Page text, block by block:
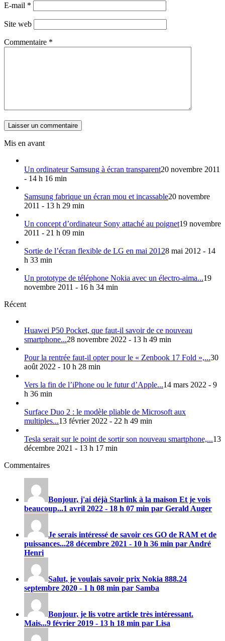
E-mail *
Site web
Commentaire *
Mis en avant
Un ordinateur Samsung à écran transparent20 novembre 2011
- 14 h 16 min
Samsung fabrique un écran mou et incassable20 novembre
2011 - 13 h 29 min
Un concept d’ordinateur Sony attaché au poignet19 novembre
2011 - 21 h 09 min
Sortie de l’écran flexible de LG en mai 20128 mai 2012 - 14
h 33 min
Un prototype de téléphone Nokia avec un électro-aima...19
novembre 2011 - 16 h 34 min
Récent
Huawei P50 Pocket, que faut-il savoir de ce nouveau
smartphone...28 novembre 2022 - 13 h 49 min
Pour la rentrée faut-il opter pour le « Zenbook 17 Fold »,...30
août 2022 - 10 h 28 min
Vers la fin de l’iPhone ou le futur d’Apple...14 mars 2022 - 9
h 36 min
Surface Duo 2 : le modèle pliable de Microsoft aux
multiples...13 février 2022 - 22 h 49 min
Tesla serait sur le point de sortir son nouveau smartphone,...13
décembre 2021 - 13 h 17 min
Commentaires
Bonjour, j'ai déjà Starlink à la maison Et je vois
beaucoup...1 avril 2022 - 18 h 07 min par Gerald Auger
Je serais intéressé de savoir ces GO de RAM et de
puissances...28 décembre 2021 - 10 h 36 min par André
Henri
Salut, je voulais savoir prix Nokia 888.24
septembre 2020 - 1 h 08 min par Samba
Bonjour, je lis votre article très intéressant.
Mais...9 février 2019 - 13 h 18 min par Lisa